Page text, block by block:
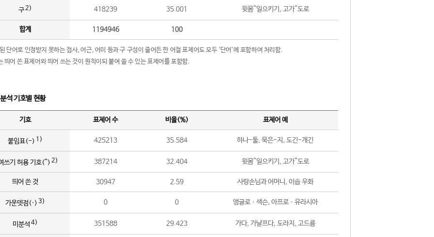
구2) 418239 35.001 윗몸^일으키기, 고가^도로
합계 1194946 100
단어로 인정받지 못하는 접사, 어근, 어미 등과 구 구성이 줄어든 한 어절 표제어도 모두 ‘단어’에 포함하여 처리함.
띄어 쓴 표제어와 띄어 쓰는 것이 원칙이되 붙여 쓸 수 있는 표제어를 포함함.
석 기호별 현황
기호 표제어 수 비율(%) 표제어 예
붙임표(-) 1) 425213 35.584 하나-둘, 묵은-지, 도긴-개긴
쓰기 허용 기호(^) 2) 387214 32.404 윗몸^일으키기, 고가^도로
띄어 쓴 것 30947 2.59 사랑손님과 어머니, 이솝 우화
가운뎃점(·) 3) 0 0 앵글로ㆍ색슨, 아프로ㆍ유라시아
미분석 4) 351588 29.423 가다, 가냘프다, 도라지, 고드름